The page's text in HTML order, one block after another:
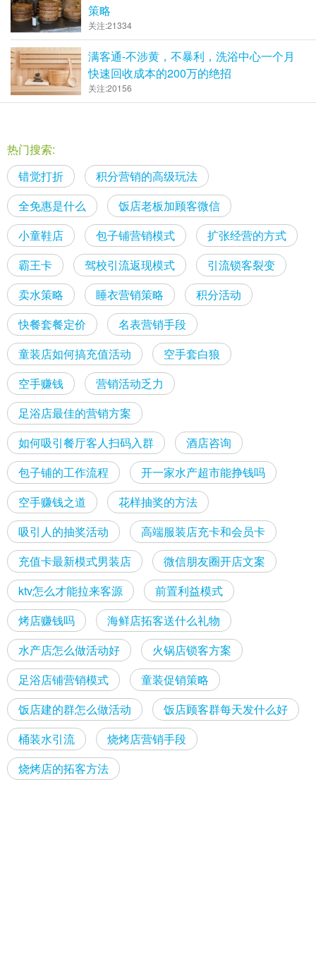
策略
关注:21334
满客通-不涉黄，不暴利，洗浴中心一个月
快速回收成本的200万的绝招
关注:20156
热门搜索:
错觉打折
积分营销的高级玩法
全免惠是什么
饭店老板加顾客微信
小童鞋店
包子铺营销模式
扩张经营的方式
霸王卡
驾校引流返现模式
引流锁客裂变
卖水策略
睡衣营销策略
积分活动
快餐套餐定价
名表营销手段
童装店如何搞充值活动
空手套白狼
空手赚钱
营销活动乏力
足浴店最佳的营销方案
如何吸引餐厅客人扫码入群
酒店咨询
包子铺的工作流程
开一家水产超市能挣钱吗
空手赚钱之道
花样抽奖的方法
吸引人的抽奖活动
高端服装店充卡和会员卡
充值卡最新模式男装店
微信朋友圈开店文案
ktv怎么才能拉来客源
前置利益模式
烤店赚钱吗
海鲜店拓客送什么礼物
水产店怎么做活动好
火锅店锁客方案
足浴店铺营销模式
童装促销策略
饭店建的群怎么做活动
饭店顾客群每天发什么好
桶装水引流
烧烤店营销手段
烧烤店的拓客方法